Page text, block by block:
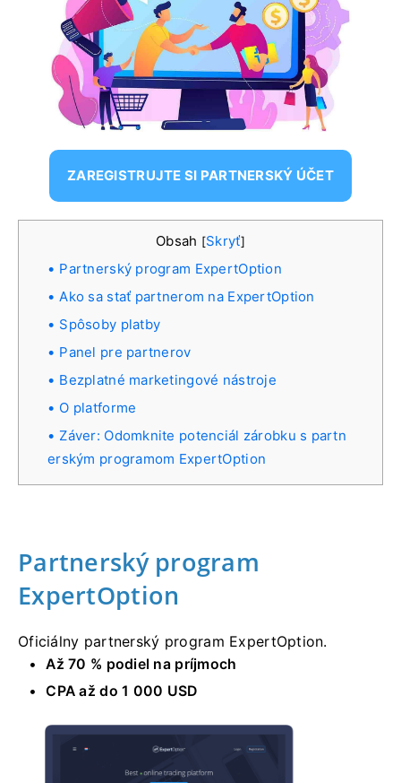
ZAREGISTRUJTE SI PARTNERSKÝ ÚČET
Obsah [Skryť]
Partnerský program ExpertOption
Ako sa stať partnerom na ExpertOption
Spôsoby platby
Panel pre partnerov
Bezplatné marketingové nástroje
O platforme
Záver: Odomknite potenciál zárobku s partn
erským programom ExpertOption
Partnerský program
ExpertOption
Oficiálny partnerský program ExpertOption.
Až 70 % podiel na príjmoch
CPA až do 1 000 USD